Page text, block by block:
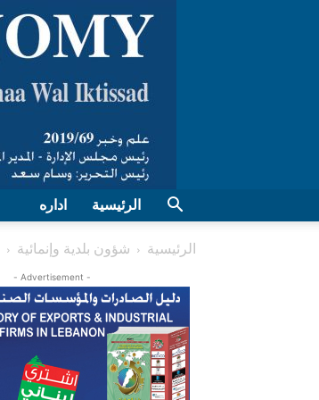
اداره الرئيسية
الرئيسية شؤون بلدية وإنمائية
- Advertisement -